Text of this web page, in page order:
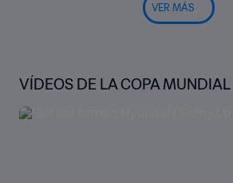
VER MÁS
VÍDEOS DE LA COPA MUNDIAL